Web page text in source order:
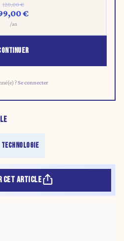
120,00 €
€
/an
?Se connecter
TECHNOLOGIE
CET ARTICLE